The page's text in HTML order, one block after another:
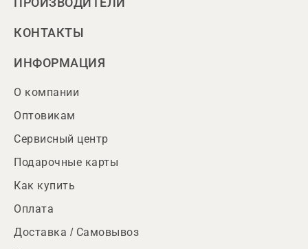
ПРОИЗВОДИТЕЛИ
КОНТАКТЫ
ИНФОРМАЦИЯ
О компании
Оптовикам
Сервисный центр
Подарочные карты
Как купить
Оплата
Доставка / Самовывоз